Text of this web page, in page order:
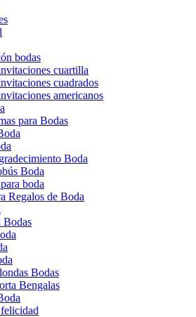
bodas
cuartilla
cuadrados
americanos
para Bodas
Boda
Boda
boda
Regalos de Boda
Bodas
Bodas
Bengalas